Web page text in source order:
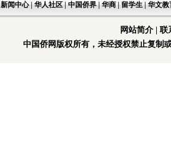
新闻中心| 华人社区| 中国侨界| 华商| 留学生| 华文教
网站简介| 联
中国侨网版权所有，未经授权禁止复制